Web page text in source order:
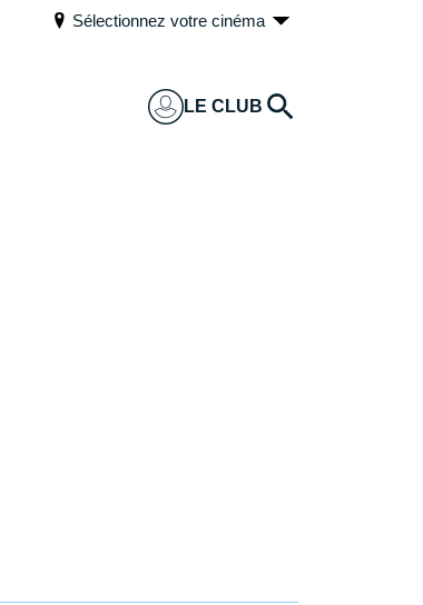
Sélectionnez votre cinéma
LE CLUB